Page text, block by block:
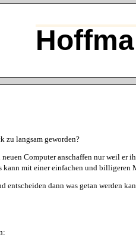
zu langsam geworden?
Computer anschaffen nur weil
kann mit einer einfachen und
entscheiden dann was getan werden